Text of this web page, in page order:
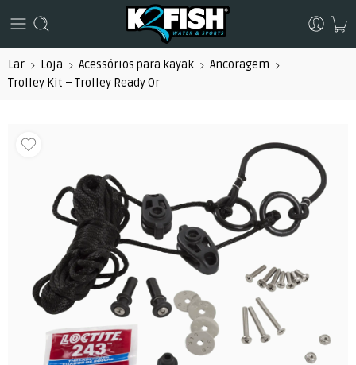
Lar Loja Acessórios para kayak
Ancoragem
Trolley Kit – Trolley Ready Or